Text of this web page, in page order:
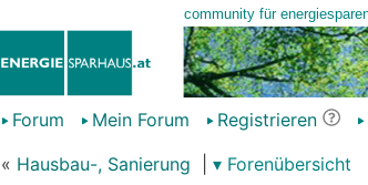
Forum Mein Forum Registrieren
« Hausbau-, Sanierung ▾ Forenübersicht